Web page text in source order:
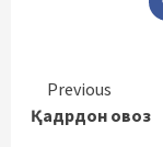
Continue
Reading
Previous
Қадрдон овоз